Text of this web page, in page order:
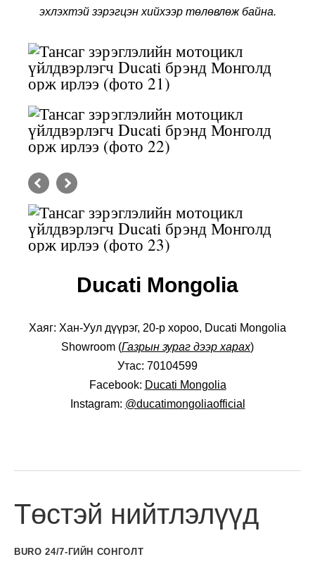
эхлэхтэй зэрэгцэн хийхээр төлөвлөж байна.
Ducati Mongolia
Хаяг: Хан-Уул дүүрэг, 20-р хороо, Ducati Mongolia
Showroom (Газрын зураг дээр хараx)
Утас: 70104599
Facebook: Ducati Mongolia
Instagram: @ducatimongoliaofficial
Төстэй нийтлэлүүд
BURO 24/7-ГИЙН СОНГОЛТ